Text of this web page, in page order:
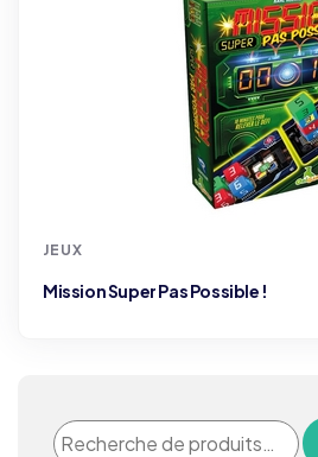
JEUX
Mission Super Pas Possible !